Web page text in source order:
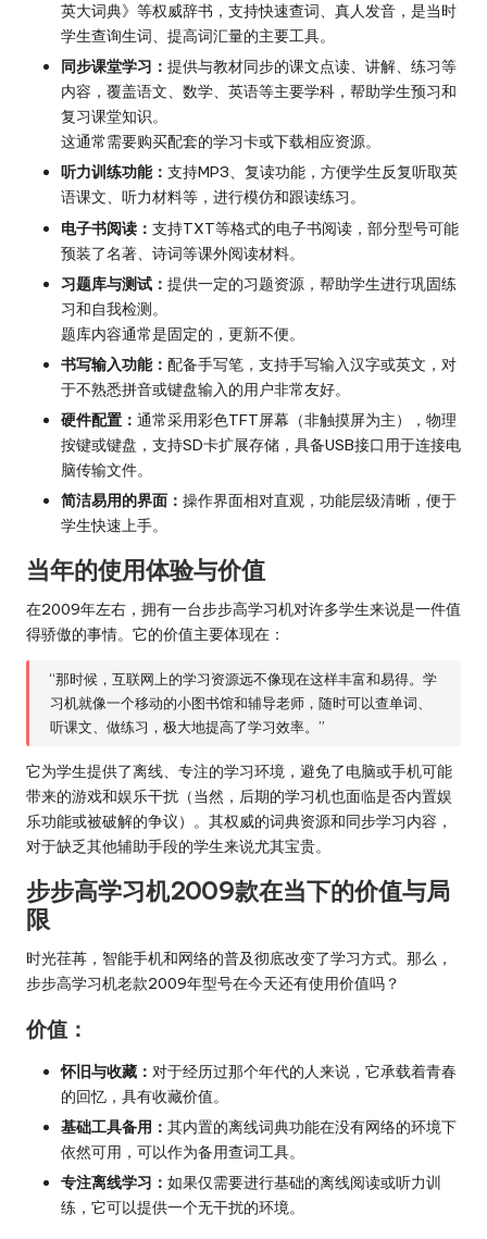
英大词典》等权威辞书，支持快速查词、真人发音，是当时
学生查询生词、提高词汇量的主要工具。
同步课堂学习： 提供与教材同步的课文点读、讲解、练习等
内容，覆盖语文、数学、英语等主要学科，帮助学生预习和
复习课堂知识。
这通常需要购买配套的学习卡或下载相应资源。
听力训练功能： 支持MP3、复读功能，方便学生反复听取英
语课文、听力材料等，进行模仿和跟读练习。
电子书阅读： 支持TXT等格式的电子书阅读，部分型号可能
预装了名著、诗词等课外阅读材料。
习题库与测试： 提供一定的习题资源，帮助学生进行巩固练
习和自我检测。
题库内容通常是固定的，更新不便。
书写输入功能： 配备手写笔，支持手写输入汉字或英文，对
于不熟悉拼音或键盘输入的用户非常友好。
硬件配置： 通常采用彩色TFT屏幕（非触摸屏为主），物理
按键或键盘，支持SD卡扩展存储，具备USB接口用于连接电
脑传输文件。
简洁易用的界面： 操作界面相对直观，功能层级清晰，便于
学生快速上手。
当年的使用体验与价值
在2009年左右，拥有一台步步高学习机对许多学生来说是一件值
得骄傲的事情。它的价值主要体现在：
“那时候，互联网上的学习资源远不像现在这样丰富和易得。学
习机就像一个移动的小图书馆和辅导老师，随时可以查单词、
听课文、做练习，极大地提高了学习效率。”
它为学生提供了离线、专注的学习环境，避免了电脑或手机可能
带来的游戏和娱乐干扰（当然，后期的学习机也面临是否内置娱
乐功能或被破解的争议）。其权威的词典资源和同步学习内容，
对于缺乏其他辅助手段的学生来说尤其宝贵。
步步高学习机2009款在当下的价值与局
限
时光荏苒，智能手机和网络的普及彻底改变了学习方式。那么，
步步高学习机老款2009年型号在今天还有使用价值吗？
价值：
怀旧与收藏： 对于经历过那个年代的人来说，它承载着青春
的回忆，具有收藏价值。
基础工具备用： 其内置的离线词典功能在没有网络的环境下
依然可用，可以作为备用查词工具。
专注离线学习： 如果仅需要进行基础的离线阅读或听力训
练，它可以提供一个无干扰的环境。